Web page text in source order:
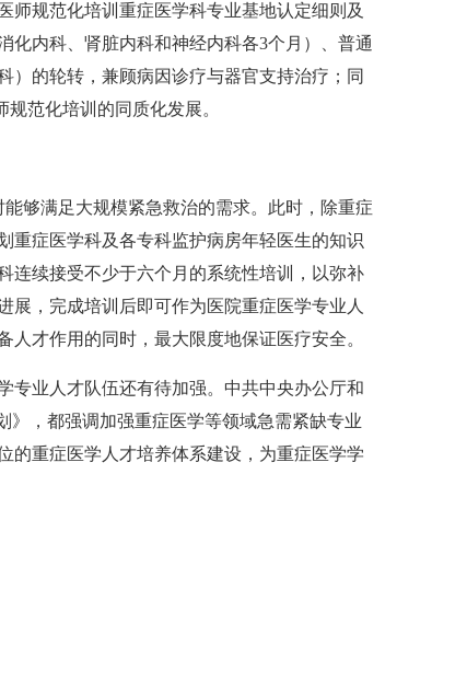
师规范化培训重症医学科专业基地认定细则及
化内科、肾脏内科和神经内科各3个月）、普通
）的轮转，兼顾病因诊疗与器官支持治疗；同
范化培训的同质化发展。
够满足大规模紧急救治的需求。此时，除重症
重症医学科及各专科监护病房年轻医生的知识
连续接受不少于六个月的系统性培训，以弥补
，完成培训后即可作为医院重症医学专业人
才作用的同时，最大限度地保证医疗安全。
专业人才队伍还有待加强。中共中央办公厅和
》，都强调加强重症医学等领域急需紧缺专业
的重症医学人才培养体系建设，为重症医学学